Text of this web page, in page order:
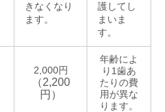
きなくなり
ます。
護してし
まいま
す。
2,000円
（2,200
円）
年齢によ
り1歯あ
たりの費
用が異な
ります。